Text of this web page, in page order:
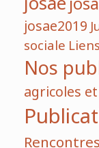
josae2019
sociale
Nos
agricoles